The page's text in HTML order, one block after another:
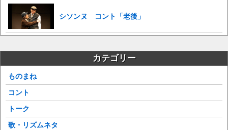
シソンヌ コント「老後」
カテゴリー
ものまね
コント
トーク
歌・リズムネタ